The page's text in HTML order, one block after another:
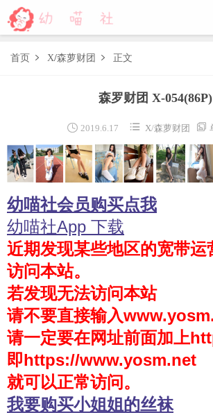
FREE LOVEPLUS R15
森萝财团视频
木花琳琳是勇者写真 木花琳琳是勇者视频
风之领域
喵写真
轻兰映画
少女秩序
会员购买
幼喵社App
首页  X/森萝财团  正文
森罗财团 X-054(86P)
 2019.6.17  X/森萝财团 
幼喵社会员购买点我
幼喵社App 下载
近期发现某些地区的宽带运
访问本站。
若发现无法访问本站
请不要直接输入
请一定要在网址前面加上
即https://www.yosm.net
就可以正常访问。
我要购买小姐姐的丝袜